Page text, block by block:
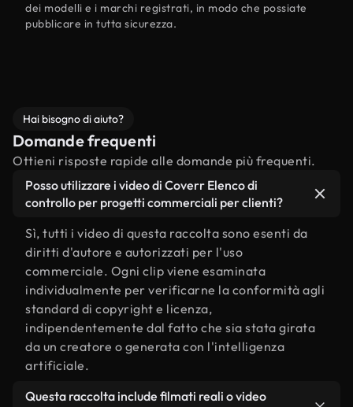
dei modelli e i marchi registrati, in modo che possiate
pubblicare in tutta sicurezza.
Hai bisogno di aiuto?
Domande frequenti
Ottieni risposte rapide alle domande più frequenti.
Posso utilizzare i video di Coverr Elenco di
controllo per progetti commerciali per clienti?
Sì, tutti i video di questa raccolta sono esenti da
diritti d'autore e autorizzati per l'uso
commerciale. Ogni clip viene esaminata
individualmente per verificarne la conformità agli
standard di copyright e licenza,
indipendentemente dal fatto che sia stata girata
da un creatore o generata con l'intelligenza
artificiale.
Questa raccolta include filmati reali o video